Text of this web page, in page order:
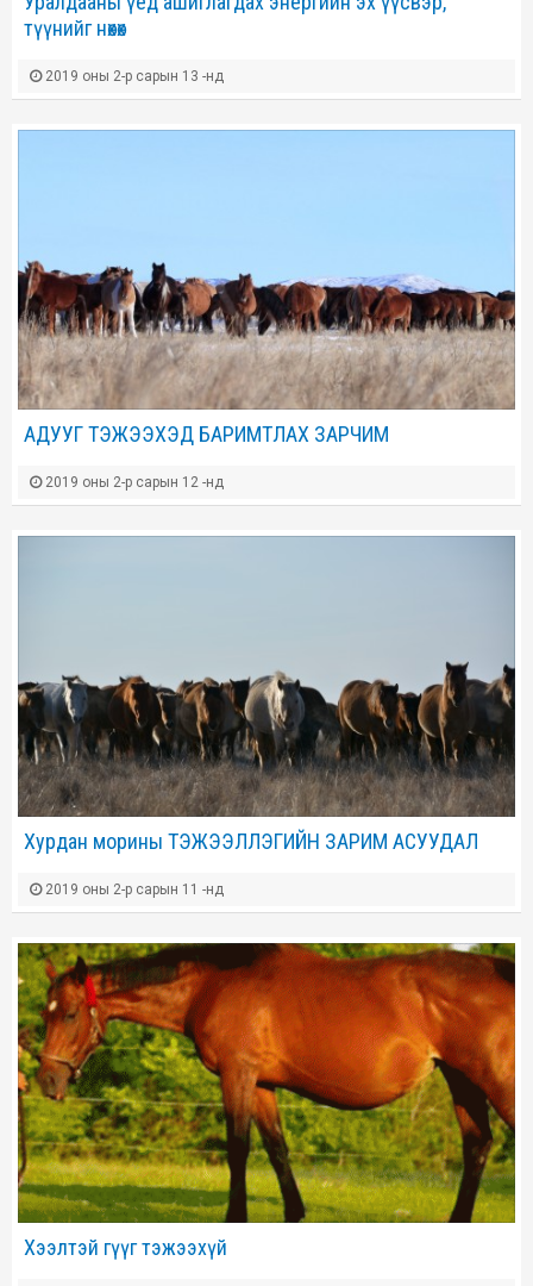
түүнийг нөхөх
2019 оны 2-р сарын 13 -нд
АДУУГ ТЭЖЭЭХЭД БАРИМТЛАХ ЗАРЧИМ
2019 оны 2-р сарын 12 -нд
Хурдан морины ТЭЖЭЭЛЛЭГИЙН ЗАРИМ АСУУДАЛ
2019 оны 2-р сарын 11 -нд
Хээлтэй гүүг тэжээхүй